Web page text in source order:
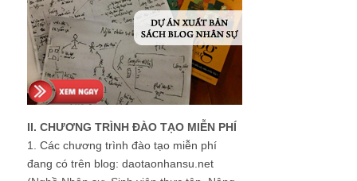
II. CHƯƠNG TRÌNH ĐÀO TẠO MIỄN PHÍ
1. Các chương trình đào tạo miễn phí
đang có trên blog: daotaonhansu.net